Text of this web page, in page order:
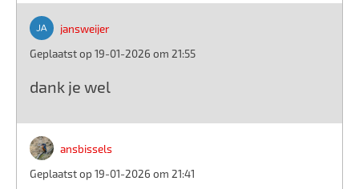
jansweijer
Geplaatst op 19-01-2026 om 21:55
dank je wel
ansbissels
Geplaatst op 19-01-2026 om 21:41